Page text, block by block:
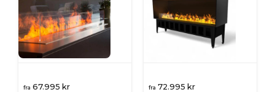
fra 67.995 kr fra 72.995 kr